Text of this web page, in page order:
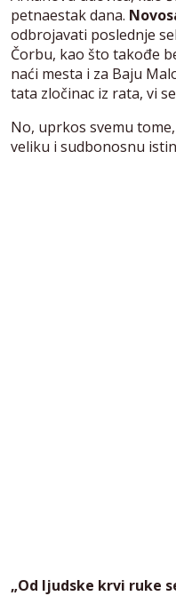
petnaestak dana.
odbrojavati poslednje
Čorbu, kao što takođe
naći mesta i za Baju
tata zločinac iz rata, vi
No, uprkos svemu
veliku i sudbonosnu
„Od ljudske krvi ruke